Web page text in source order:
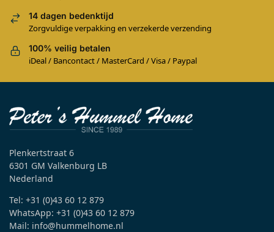
14 dagen bedenktijd
Zorgvuldige verpakking en verzekerde verzending
100% veilig betalen
iDeal / Bancontact / MasterCard / Visa / Paypal
Plenkertstraat 6
6301 GM Valkenburg LB
Nederland
Tel: +31 (0)43 60 12 879
WhatsApp: +31 (0)43 60 12 879
Mail: info@hummelhome.nl